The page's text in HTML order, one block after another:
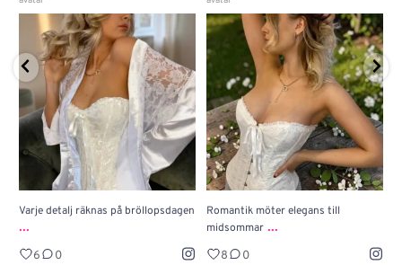
Varje detalj räknas på bröllopsdagen
...
6 0
Romantik möter elegans till
midsommar ...
8 0